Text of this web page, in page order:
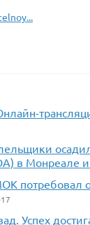
в Монреале
потребовал
Успех